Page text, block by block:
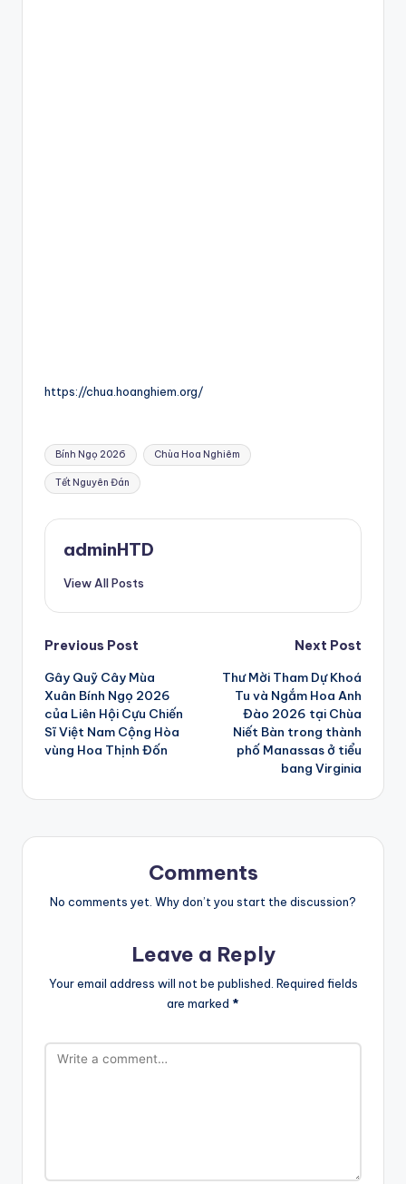
https://chua.hoanghiem.org/
Tags:
Bính Ngọ 2026 Chùa Hoa Nghiêm
Tết Nguyên Đán
adminHTD
View All Posts
Post
navigation
Previous Post
Gây Quỹ Cây Mùa
Xuân Bính Ngọ 2026
của Liên Hội Cựu Chiến
Sĩ Việt Nam Cộng Hòa
vùng Hoa Thịnh Đốn
Next Post
Thư Mời Tham Dự Khoá
Tu và Ngắm Hoa Anh
Đào 2026 tại Chùa
Niết Bàn trong thành
phố Manassas ở tiểu
bang Virginia
Comments
No comments yet. Why don’t you start the discussion?
Leave a Reply
Your email address will not be published. Required fields
are marked *